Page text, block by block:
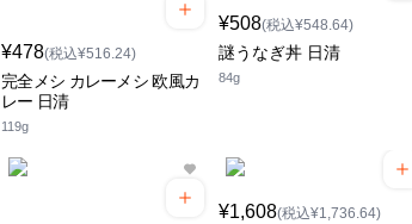
¥478(税込¥516.24)
完全メシ カレーメシ 欧風カ
レー 日清
119g
¥508(税込¥548.64)
謎うなぎ丼 日清
84g
¥1,608(税込¥1,736.64)